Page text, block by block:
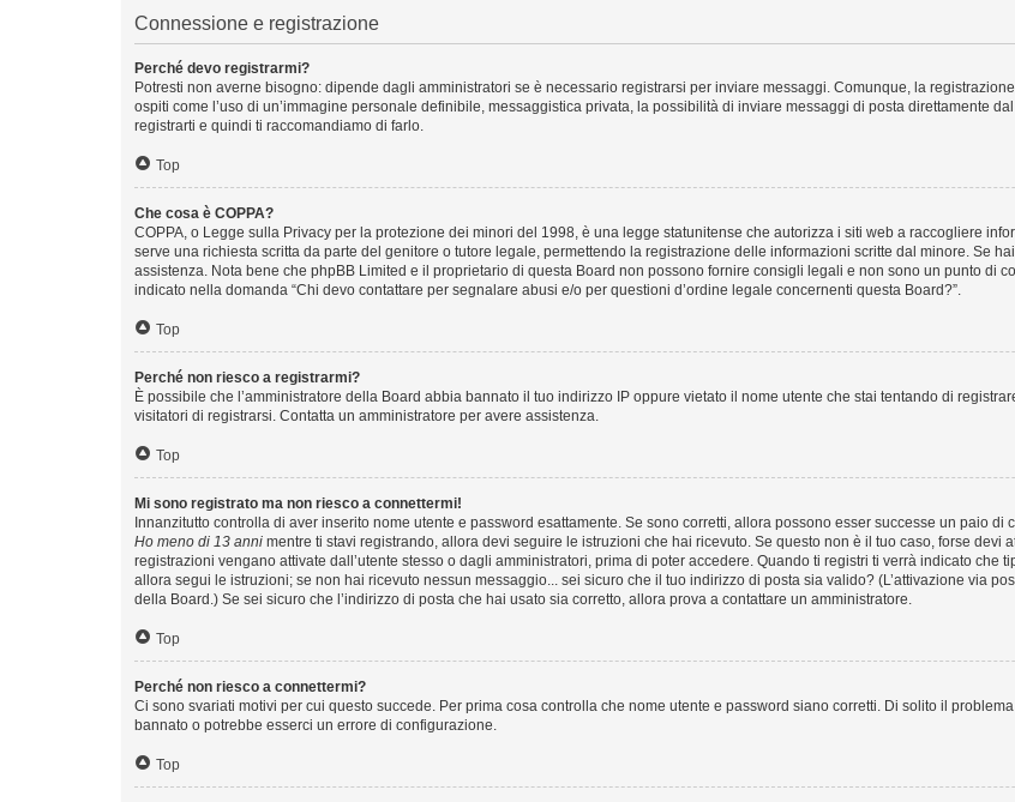
Connessione e registrazione
Perché devo registrarmi?
Potresti non averne bisogno: dipende dagli amministratori se è necessario registrarsi per inviare messaggi. Comunque, la
ospiti come l’uso di un’immagine personale definibile, messaggistica privata, la possibilità di inviare messaggi di posta direttamente
registrarti e quindi ti raccomandiamo di farlo.
Top
Che cosa è COPPA?
COPPA, o Legge sulla Privacy per la protezione dei minori del 1998, è una legge statunitense che autorizza i siti web a raccogliere
serve una richiesta scritta da parte del genitore o tutore legale, permettendo la registrazione delle informazioni scritte dal minore. Se
assistenza. Nota bene che phpBB Limited e il proprietario di questa Board non possono fornire consigli legali e non sono un punto di
indicato nella domanda “Chi devo contattare per segnalare abusi e/o per questioni d’ordine legale concernenti questa Board?”.
Top
Perché non riesco a registrarmi?
È possibile che l’amministratore della Board abbia bannato il tuo indirizzo IP oppure vietato il nome utente che stai tentando di
visitatori di registrarsi. Contatta un amministratore per avere assistenza.
Top
Mi sono registrato ma non riesco a connettermi!
Innanzitutto controlla di aver inserito nome utente e password esattamente. Se sono corretti, allora possono esser successe un paio
Ho meno di 13 anni mentre ti stavi registrando, allora devi seguire le istruzioni che hai ricevuto. Se questo non è il tuo caso, forse devi
registrazioni vengano attivate dall’utente stesso o dagli amministratori, prima di poter accedere. Quando ti registri ti verrà indicato che
allora segui le istruzioni; se non hai ricevuto nessun messaggio... sei sicuro che il tuo indirizzo di posta sia valido? (L’attivazione via
della Board.) Se sei sicuro che l’indirizzo di posta che hai usato sia corretto, allora prova a contattare un amministratore.
Top
Perché non riesco a connettermi?
Ci sono svariati motivi per cui questo succede. Per prima cosa controlla che nome utente e password siano corretti. Di solito il
bannato o potrebbe esserci un errore di configurazione.
Top